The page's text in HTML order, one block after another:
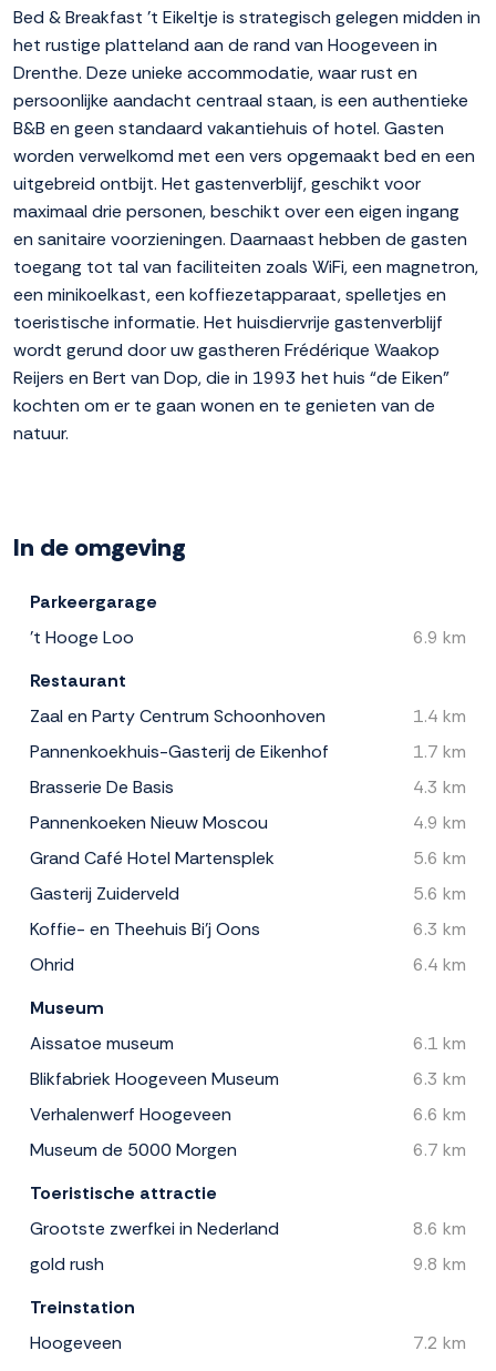
Bed & Breakfast 't Eikeltje is strategisch gelegen midden in
het rustige platteland aan de rand van Hoogeveen in
Drenthe. Deze unieke accommodatie, waar rust en
persoonlijke aandacht centraal staan, is een authentieke
B&B en geen standaard vakantiehuis of hotel. Gasten
worden verwelkomd met een vers opgemaakt bed en een
uitgebreid ontbijt. Het gastenverblijf, geschikt voor
maximaal drie personen, beschikt over een eigen ingang
en sanitaire voorzieningen. Daarnaast hebben de gasten
toegang tot tal van faciliteiten zoals WiFi, een magnetron,
een minikoelkast, een koffiezetapparaat, spelletjes en
toeristische informatie. Het huisdiervrije gastenverblijf
wordt gerund door uw gastheren Frédérique Waakop
Reijers en Bert van Dop, die in 1993 het huis “de Eiken”
kochten om er te gaan wonen en te genieten van de
natuur.
In de omgeving
Parkeergarage
't Hooge Loo
6.9 km
Restaurant
Zaal en Party Centrum Schoonhoven
1.4 km
Pannenkoekhuis-Gasterij de Eikenhof
1.7 km
Brasserie De Basis
4.3 km
Pannenkoeken Nieuw Moscou
4.9 km
Grand Café Hotel Martensplek
5.6 km
Gasterij Zuiderveld
5.6 km
Koffie- en Theehuis Bi'j Oons
6.3 km
Ohrid
6.4 km
Museum
Aissatoe museum
6.1 km
Blikfabriek Hoogeveen Museum
6.3 km
Verhalenwerf Hoogeveen
6.6 km
Museum de 5000 Morgen
6.7 km
Toeristische attractie
Grootste zwerfkei in Nederland
8.6 km
gold rush
9.8 km
Treinstation
Hoogeveen
7.2 km